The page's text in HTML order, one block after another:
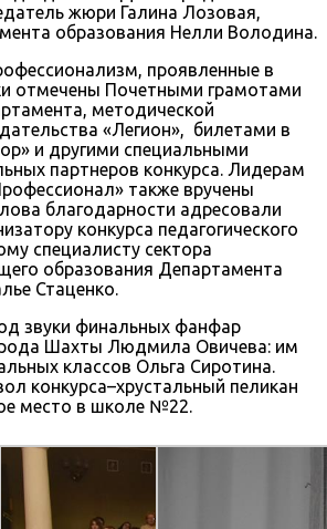
жюри Галина Лозовая,
образования Нелли Володина.
проявленные в
отмечены Почетными грамотами
методической
«Легион», билетами в
и другими специальными
партнеров конкурса. Лидерам
также вручены
благодарности адресовали
конкурса педагогического
специалисту сектора
образования Департамента
Стаценко.
звуки финальных фанфар
Шахты Людмила Овичева: им
классов Ольга Сиротина.
конкурса–хрустальный пеликан
место в школе №22.